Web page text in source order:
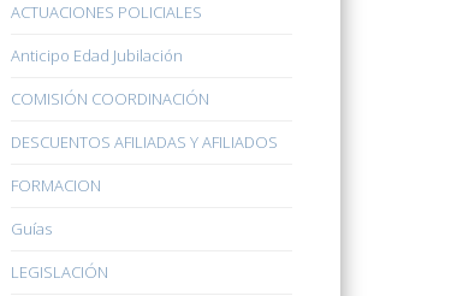
ACTUACIONES POLICIALES
Anticipo Edad Jubilación
COMISIÓN COORDINACIÓN
DESCUENTOS AFILIADAS Y AFILIADOS
FORMACION
Guías
LEGISLACIÓN